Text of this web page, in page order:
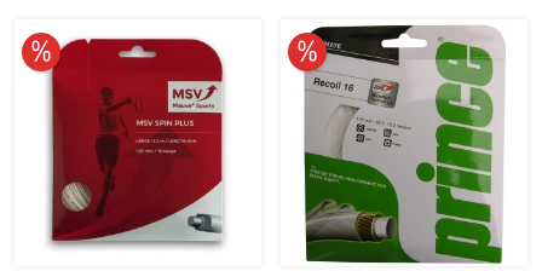
10% obniżone 10% obniżone